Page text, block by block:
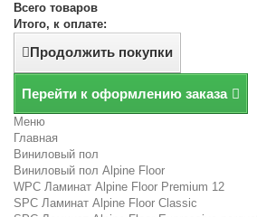
Всего товаров
Итого, к оплате:
Продолжить покупки
Перейти к оформлению заказа
Меню
Главная
Виниловый пол
Виниловый пол Alpine Floor
WPC Ламинат Alpine Floor Premium 12
SPC Ламинат Alpine Floor Classic